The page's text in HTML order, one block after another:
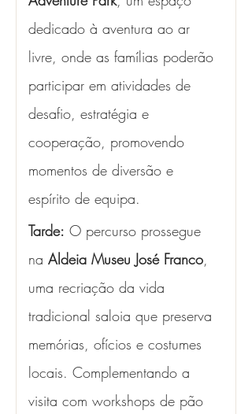
dedicado à aventura ao ar
livre, onde as famílias poderão
participar em atividades de
desafio, estratégia e
cooperação, promovendo
momentos de diversão e
espírito de equipa.
Tarde: O percurso prossegue
na Aldeia Museu José Franco,
uma recriação da vida
tradicional saloia que preserva
memórias, ofícios e costumes
locais. Complementando a
visita com workshops de pão